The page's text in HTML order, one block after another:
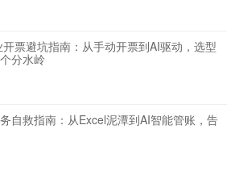
票避坑指南：从手动开票到AI驱动，选型
分水岭
自救指南：从Excel泥潭到AI智能管账，告